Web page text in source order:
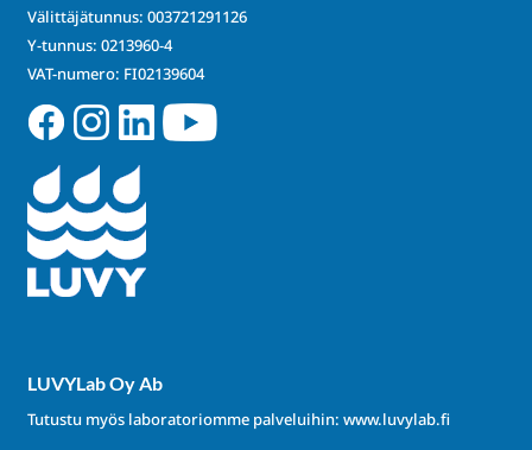
Välittäjätunnus: 003721291126
Y-tunnus: 0213960-4
VAT-numero: FI02139604
LUVYLab Oy Ab
Tutustu myös laboratoriomme palveluihin: www.luvylab.fi